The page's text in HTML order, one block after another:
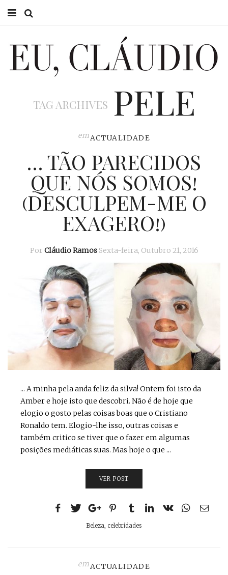
EU CLÁUDIO
EU NA TV
ACTUALIDADE
TAG ARCHIVES PELE
emACTUALIDADE
… TÃO PARECIDOS
QUE NÓS SOMOS!
(DESCULPEM-ME O
EXAGERO!)
Por Cláudio Ramos Sexta-feira, Outubro 21, 2016
... A minha pela anda feliz da silva! Ontem foi isto da
Amber e hoje isto que descobri. Não é de hoje que
elogio o gosto pelas coisas boas que o Cristiano
Ronaldo tem. Elogio-lhe isso, outras coisas e
também critico se tiver que o fazer em algumas
posições mediáticas suas. Mas hoje o que ...
VER POST
Beleza, celebridades
emACTUALIDADE